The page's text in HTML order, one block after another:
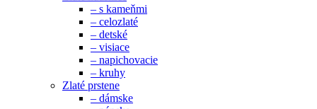
– s kameňmi
– celozlaté
– detské
– visiace
– napichovacie
– kruhy
Zlaté prstene
– dámske